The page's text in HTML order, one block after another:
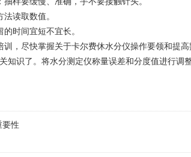
读取数值。
时间宜短不宜长。
尽快掌握关于卡尔费休水分仪操作要领和提高
知识了。 将水分测定仪称量误差和分度值进行调
要性